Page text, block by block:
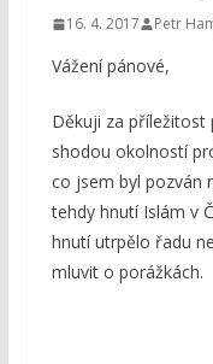
16. 4. 2017 Petr
Vážení pánové,
Děkuji za příležitost
shodou okolností
co jsem byl pozván
tehdy hnutí Islám v
hnutí utrpělo řadu
mluvit o porážkách.